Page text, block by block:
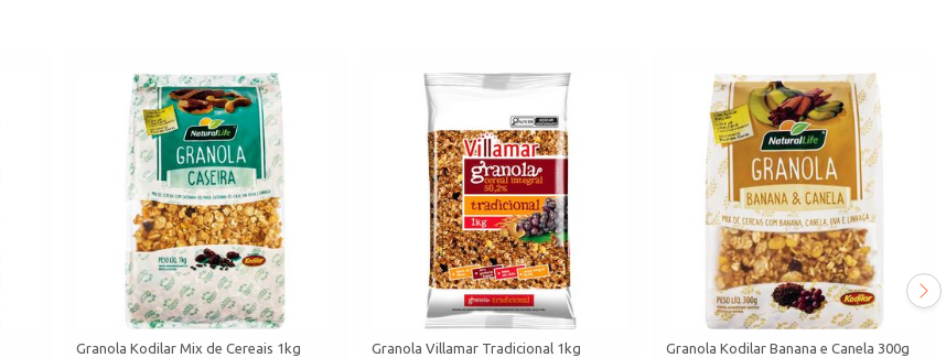
Granola Kodilar Mix de Cereais 1kg Granola Villamar Tradicional 1kg Granola Kodilar Banana e Canela 300g